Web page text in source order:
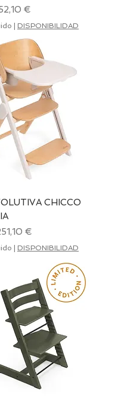
de oferta
€
DISPONIBILIDAD
CHICCO
de oferta
€
DISPONIBILIDAD